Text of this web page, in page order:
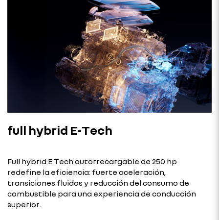
full hybrid E-Tech
Full hybrid E Tech autorrecargable de 250 hp
redefine la eficiencia: fuerte aceleración,
transiciones fluidas y reducción del consumo de
combustible para una experiencia de conducción
superior.